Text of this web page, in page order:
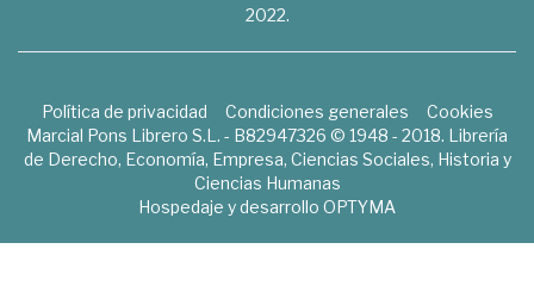
2022.
Política de privacidad Condiciones generales
Cookies
Marcial Pons Librero S.L. - B82947326 © 1948 - 2018. Librería
de Derecho, Economía, Empresa, Ciencias Sociales, Historia y
Ciencias Humanas
Hospedaje y desarrollo OPTYMA